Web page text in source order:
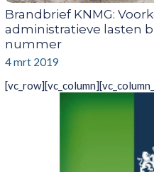
Brandbrief KNMG:
administratieve lasten
nummer
4 mrt 2019